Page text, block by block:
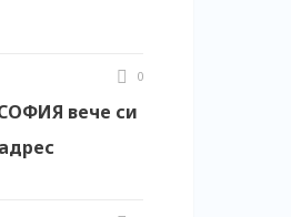
0
вече си